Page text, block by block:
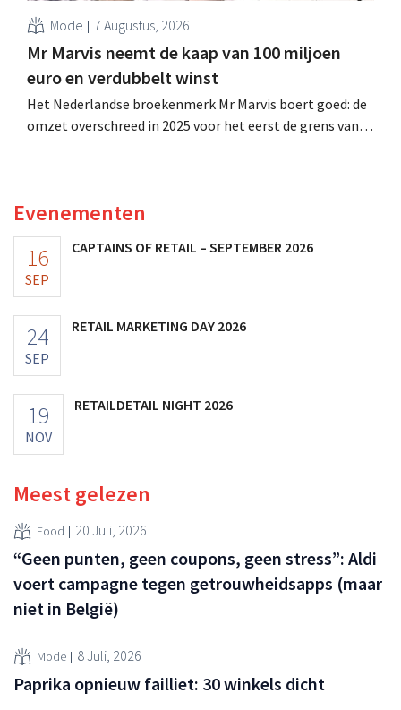
Mode 7 Augustus, 2026
Mr Marvis neemt de kaap van 100 miljoen
euro en verdubbelt winst
Het Nederlandse broekenmerk Mr Marvis boert goed: de
omzet overschreed in 2025 voor het eerst de grens van
Evenementen
16
SEP
CAPTAINS OF RETAIL – SEPTEMBER 2026
24
SEP
RETAIL MARKETING DAY 2026
19
NOV
RETAILDETAIL NIGHT 2026
Meest gelezen
Food 20 Juli, 2026
“Geen punten, geen coupons, geen stress”: Aldi
voert campagne tegen getrouwheidsapps (maar
niet in België)
Mode 8 Juli, 2026
Paprika opnieuw failliet: 30 winkels dicht